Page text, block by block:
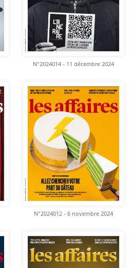
N°2024014 - 11 décembre 2024
N°2024012 - 6 novembre 2024